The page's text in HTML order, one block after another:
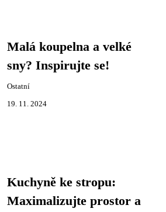
Malá koupelna a velké
sny? Inspirujte se!
Ostatní
19. 11. 2024
Kuchyně ke stropu:
Maximalizujte prostor a